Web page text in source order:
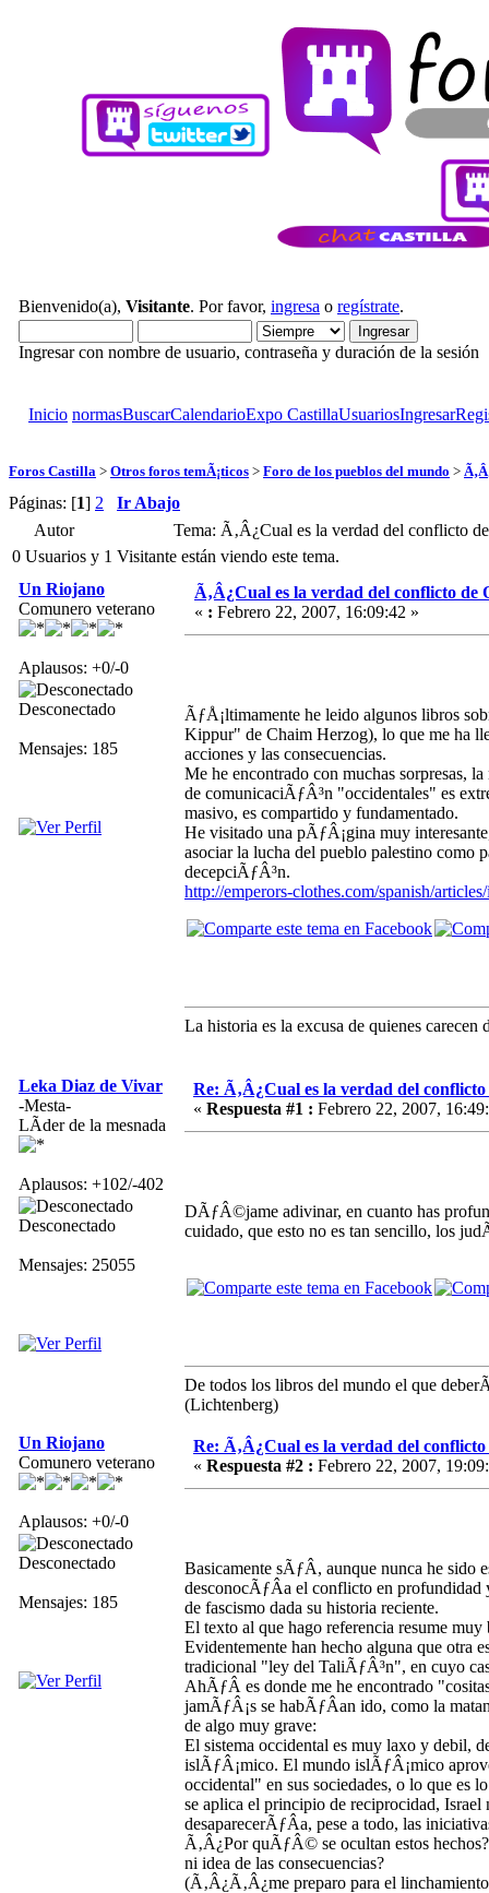
Bienvenido(a), Visitante. Por favor, ingresa o regístrate.
Ingresar con nombre de usuario, contraseña y duración de la sesión
Inicio normasBuscarCalendarioExpo CastillaUsuariosIngresar
Foros Castilla > Otros foros temÃ¡ticos > Foro de los pueblos del mundo >
Páginas: [1] 2
Ir Abajo
Autor
Tema: Ã‚Â¿Cual es la verdad del conflicto
0 Usuarios y 1 Visitante están viendo este tema.
Un Riojano
Comunero veterano
Aplausos: +0/-0
Desconectado
Mensajes: 185
Ã‚Â¿Cual es la verdad del conflicto de
« : Febrero 22, 2007, 16:09:42 »
ÃƒÅ¡ltimamente he leido algunos libros
Kippur" de Chaim Herzog), lo que me ha
acciones y las consecuencias.
Me he encontrado con muchas sorpresas,
de comunicaciÃƒÂ³n "occidentales" es
masivo, es compartido y fundamentado.
He visitado una pÃƒÂ¡gina muy
asociar la lucha del pueblo palestino como
decepciÃƒÂ³n.
http://emperors-clothes.com/spanish/
La historia es la excusa de quienes carecen
Leka Diaz de Vivar
-Mesta-
LÃ­der de la mesnada
Aplausos: +102/-402
Desconectado
Mensajes: 25055
Re: Ã‚Â¿Cual es la verdad del
« Respuesta #1 : Febrero 22, 2007,
DÃƒÂ©jame adivinar, en cuanto has
cuidado, que esto no es tan sencillo, los
De todos los libros del mundo el que
(Lichtenberg)
Un Riojano
Comunero veterano
Aplausos: +0/-0
Desconectado
Mensajes: 185
Re: Ã‚Â¿Cual es la verdad del
« Respuesta #2 : Febrero 22, 2007,
Basicamente sÃƒÂ­, aunque nunca he sido
desconocÃƒÂ­a el conflicto en profundidad
de fascismo dada su historia reciente.
El texto al que hago referencia resume
Evidentemente han hecho alguna que otra
tradicional "ley del TaliÃƒÂ³n", en cuyo
AhÃƒÂ­ es donde me he encontrado
jamÃƒÂ¡s se habÃƒÂ­an ido, como la
de algo muy grave:
El sistema occidental es muy laxo y debil,
islÃƒÂ¡mico. El mundo islÃƒÂ¡mico
occidental" en sus sociedades, o lo que es
se aplica el principio de reciprocidad,
desaparecerÃƒÂ­a, pese a todo, las
Ã‚Â¿Por quÃƒÂ© se ocultan estos
ni idea de las consecuencias?
(Ã‚Â¿Ã‚Â¿me preparo para el